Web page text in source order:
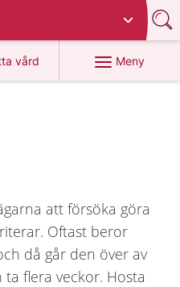
vård
1177.se
Meny
att försöka göra
Oftast beror
då går den över av
ta flera veckor. Hosta